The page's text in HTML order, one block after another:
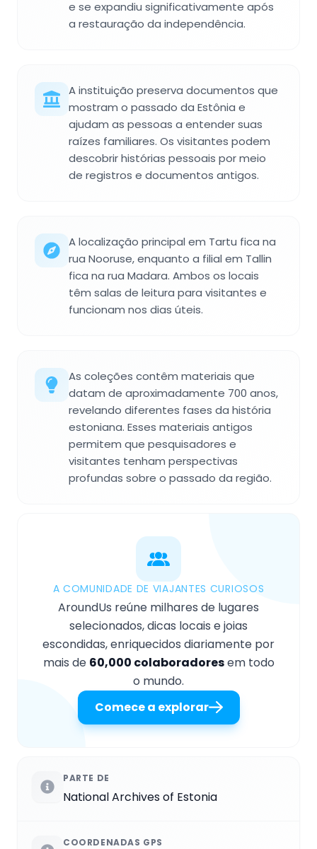
e se expandiu significativamente após
a restauração da independência.
A instituição preserva documentos que
mostram o passado da Estônia e
ajudam as pessoas a entender suas
raízes familiares. Os visitantes podem
descobrir histórias pessoais por meio
de registros e documentos antigos.
A localização principal em Tartu fica na
rua Nooruse, enquanto a filial em Tallin
fica na rua Madara. Ambos os locais
têm salas de leitura para visitantes e
funcionam nos dias úteis.
As coleções contêm materiais que
datam de aproximadamente 700 anos,
revelando diferentes fases da história
estoniana. Esses materiais antigos
permitem que pesquisadores e
visitantes tenham perspectivas
profundas sobre o passado da região.
A COMUNIDADE DE VIAJANTES CURIOSOS
AroundUs reúne milhares de lugares
selecionados, dicas locais e joias
escondidas, enriquecidos diariamente por
mais de 60,000 colaboradoresem todo
o mundo.
Comece a explorar
PARTE DE
National Archives of Estonia
COORDENADAS GPS